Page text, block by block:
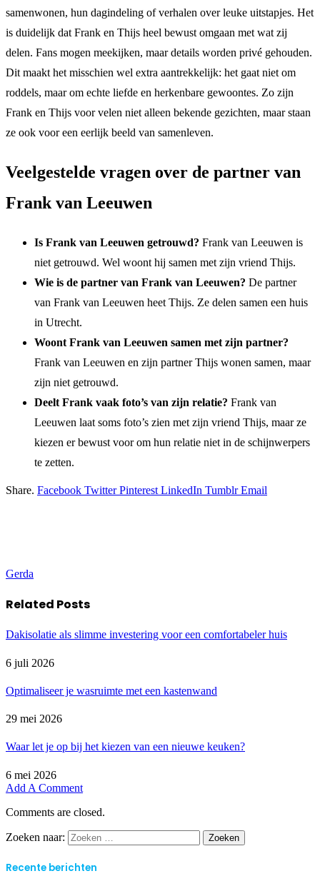
samenwonen, hun dagindeling of verhalen over leuke uitstapjes. Het
is duidelijk dat Frank en Thijs heel bewust omgaan met wat zij
delen. Fans mogen meekijken, maar details worden privé gehouden.
Dit maakt het misschien wel extra aantrekkelijk: het gaat niet om
roddels, maar om echte liefde en herkenbare gewoontes. Zo zijn
Frank en Thijs voor velen niet alleen bekende gezichten, maar staan
ze ook voor een eerlijk beeld van samenleven.
Veelgestelde vragen over de partner van
Frank van Leeuwen
Is Frank van Leeuwen getrouwd? Frank van Leeuwen is
niet getrouwd. Wel woont hij samen met zijn vriend Thijs.
Wie is de partner van Frank van Leeuwen? De partner
van Frank van Leeuwen heet Thijs. Ze delen samen een huis
in Utrecht.
Woont Frank van Leeuwen samen met zijn partner?
Frank van Leeuwen en zijn partner Thijs wonen samen, maar
zijn niet getrouwd.
Deelt Frank vaak foto’s van zijn relatie? Frank van
Leeuwen laat soms foto’s zien met zijn vriend Thijs, maar ze
kiezen er bewust voor om hun relatie niet in de schijnwerpers
te zetten.
Share. Facebook Twitter Pinterest LinkedIn Tumblr Email
Gerda
Related Posts
Dakisolatie als slimme investering voor een comfortabeler huis
6 juli 2026
Optimaliseer je wasruimte met een kastenwand
29 mei 2026
Waar let je op bij het kiezen van een nieuwe keuken?
6 mei 2026
Add A Comment
Comments are closed.
Zoeken naar:
Recente berichten